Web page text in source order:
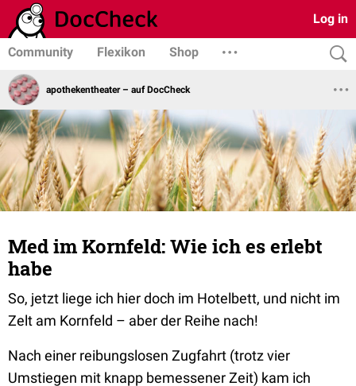
Log in
Community Flexikon Shop
apothekentheater – auf DocCheck
Med im Kornfeld: Wie ich es erlebt
habe
So, jetzt liege ich hier doch im Hotelbett, und nicht im
Zelt am Kornfeld – aber der Reihe nach!
Nach einer reibungslosen Zugfahrt (trotz vier
Umstiegen mit knapp bemessener Zeit) kam ich